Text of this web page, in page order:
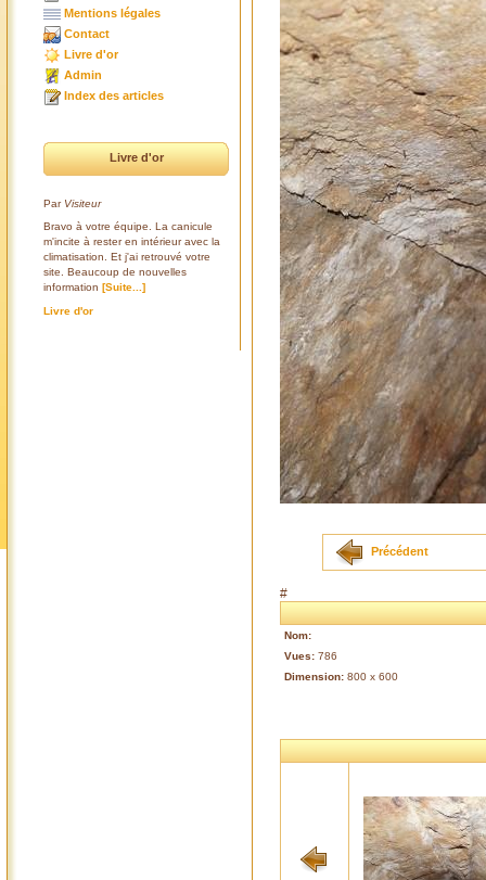
Mentions légales
Contact
Livre d'or
Admin
Index des articles
Livre d'or
Par Visiteur
Bravo à votre équipe. La canicule
m'incite à rester en intérieur avec la
climatisation. Et j'ai retrouvé votre
site. Beaucoup de nouvelles
information [Suite...]
Livre d'or
Précédent
#
Nom:
Vues: 786
Dimension: 800 x 600